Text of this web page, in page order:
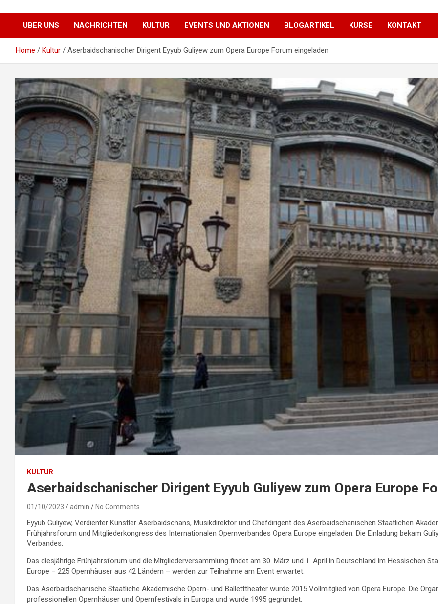
Deutsch
Aserbaidschanisches
Kulturhaus e.V
ÜBER UNS NACHRICHTEN KULTUR EVENTS UND AKTIONEN BLOGARTIKEL KURSE KONTAKT
Home Kultur Aserbaidschanischer Dirigent Eyyub Guliyew zum Opera Europe Forum eingeladen
KULTUR
Aserbaidschanischer Dirigent Eyyub Guliyew zum Opera Europe
01/10/2023 admin No Comments
Eyyub Guliyew, Verdienter Künstler Aserbaidschans, Musikdirektor und Chefdirigent des Aserbaidschanischen Staatlichen
Frühjahrsforum und Mitgliederkongress des Internationalen Opernverbandes Opera Europe eingeladen. Die Einladung bekam
Verbandes.
Das diesjährige Frühjahrsforum und die Mitgliederversammlung findet am 30. März und 1. April in Deutschland im Hessischen
Europe – 225 Opernhäuser aus 42 Ländern – werden zur Teilnahme am Event erwartet.
Das Aserbaidschanische Staatliche Akademische Opern- und Balletttheater wurde 2015 Vollmitglied von Opera Europe. Die
professionellen Opernhäuser und Opernfestivals in Europa und wurde 1995 gegründet.